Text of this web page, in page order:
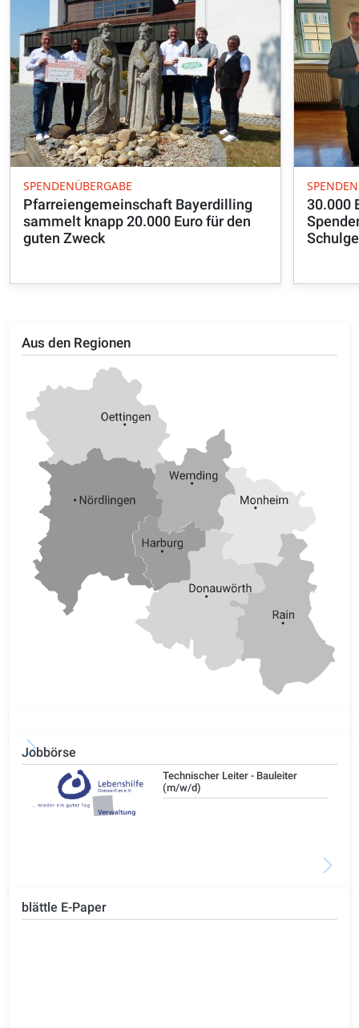
Aus den Regionen
Jobbörse
Technischer Leiter - Bauleiter
(m/w/d)
blättle E-Paper
SPENDENÜBERGABE
Pfarreiengemeinschaft Bayerdilling
sammelt knapp 20.000 Euro für den
guten Zweck
30.000